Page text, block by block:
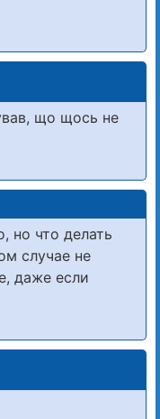
що щось не
но что делать
случае не
даже если